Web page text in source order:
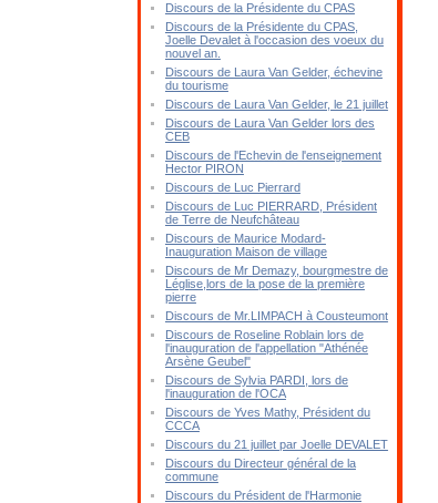
Discours de la Présidente du CPAS
Discours de la Présidente du CPAS,
Joelle Devalet à l'occasion des voeux du
nouvel an.
Discours de Laura Van Gelder, échevine
du tourisme
Discours de Laura Van Gelder, le 21 juillet
Discours de Laura Van Gelder lors des
CEB
Discours de l'Echevin de l'enseignement
Hector PIRON
Discours de Luc Pierrard
Discours de Luc PIERRARD, Président
de Terre de Neufchâteau
Discours de Maurice Modard-
Inauguration Maison de village
Discours de Mr Demazy, bourgmestre de
Léglise,lors de la pose de la première
pierre
Discours de Mr.LIMPACH à Cousteumont
Discours de Roseline Roblain lors de
l'inauguration de l'appellation "Athénée
Arsène Geubel"
Discours de Sylvia PARDI, lors de
l'inauguration de l'OCA
Discours de Yves Mathy, Président du
CCCA
Discours du 21 juillet par Joelle DEVALET
Discours du Directeur général de la
commune
Discours du Président de l'Harmonie